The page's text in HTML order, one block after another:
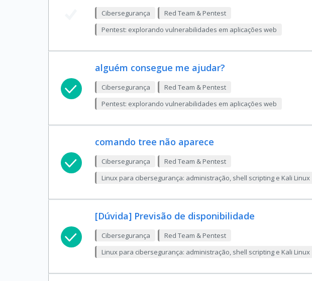
Cibersegurança
Red Team & Pentest
Pentest: explorando vulnerabilidades em aplicações web
alguém consegue me ajudar?
Cibersegurança
Red Team & Pentest
Pentest: explorando vulnerabilidades em aplicações web
comando tree não aparece
Cibersegurança
Red Team & Pentest
Linux para cibersegurança: administração, shell scripting e Kali Linux
[Dúvida] Previsão de disponibilidade
Cibersegurança
Red Team & Pentest
Linux para cibersegurança: administração, shell scripting e Kali Linux